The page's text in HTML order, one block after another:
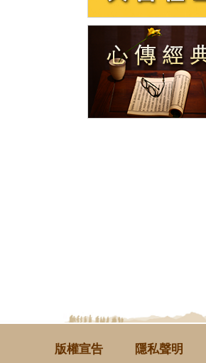
版權宣告 隱私聲明